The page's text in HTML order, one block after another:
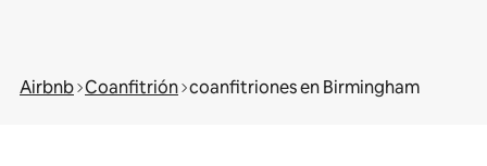
Airbnb Coanfitrión coanfitriones en Birmingham